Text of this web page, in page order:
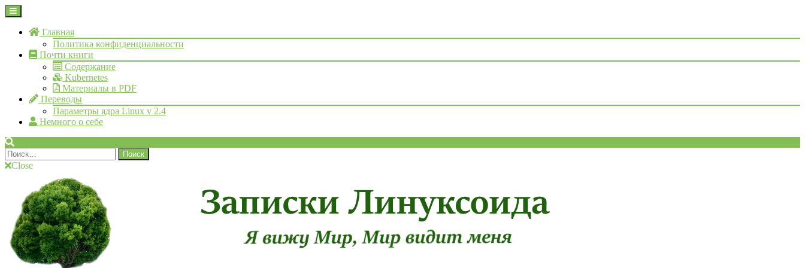
Skip
to
content
Open
Menu
Главная
Политика конфиденциальности
Почти книги
Содержание
Kubernetes
Материалы в PDF
Переводы
Параметры ядра Linux v 2.4
Немного о себе
Найти:
Close